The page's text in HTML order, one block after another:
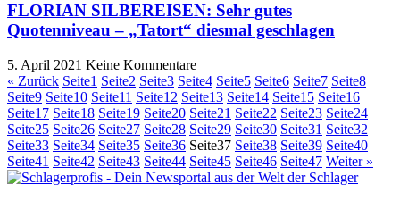
FLORIAN SILBEREISEN: Sehr gutes
Quotenniveau – „Tatort“ diesmal geschlagen
5. April 2021 Keine Kommentare
« Zurück Seite1 Seite2 Seite3 Seite4 Seite5 Seite6 Seite7 Seite8
Seite9 Seite10 Seite11 Seite12 Seite13 Seite14 Seite15 Seite16
Seite17 Seite18 Seite19 Seite20 Seite21 Seite22 Seite23 Seite24
Seite25 Seite26 Seite27 Seite28 Seite29 Seite30 Seite31 Seite32
Seite33 Seite34 Seite35 Seite36 Seite37 Seite38 Seite39 Seite40
Seite41 Seite42 Seite43 Seite44 Seite45 Seite46 Seite47 Weiter »